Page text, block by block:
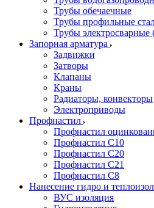
Трубы обечаечные
Трубы профильные
Трубы электросварные
Запорная арматура
Задвижки
Затворы
Клапаны
Краны
Радиаторы, конвекторы
Электроприводы
Профнастил
Профнастил
Профнастил С10
Профнастил С20
Профнастил С21
Профнастил С8
Нанесение гидро и
ВУС изоляция